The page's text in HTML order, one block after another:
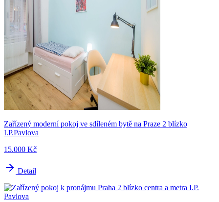
Zařízený moderní pokoj ve sdíleném bytě na Praze 2 blízko
I.P.Pavlova
15.000 Kč
Detail